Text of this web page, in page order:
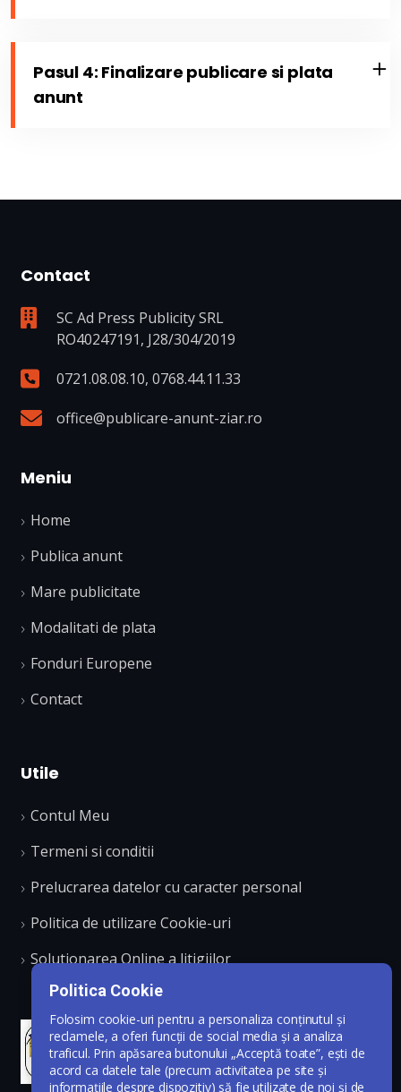
Pasul 4: Finalizare publicare si plata
anunt
Contact
SC Ad Press Publicity SRL
RO40247191, J28/304/2019
0721.08.08.10, 0768.44.11.33
office@publicare-anunt-ziar.ro
Meniu
Home
Publica anunt
Mare publicitate
Modalitati de plata
Fonduri Europene
Contact
Utile
Contul Meu
Termeni si conditii
Prelucrarea datelor cu caracter personal
Politica de utilizare Cookie-uri
Solutionarea Online a litigiilor
Politica Cookie
Folosim cookie-uri pentru a personaliza conținutul și
reclamele, a oferi funcții de social media și a analiza
traficul. Prin apăsarea butonului „Acceptă toate”, ești de
acord ca datele tale (precum activitatea pe site și
informațiile despre dispozitiv) să fie utilizate de noi și de